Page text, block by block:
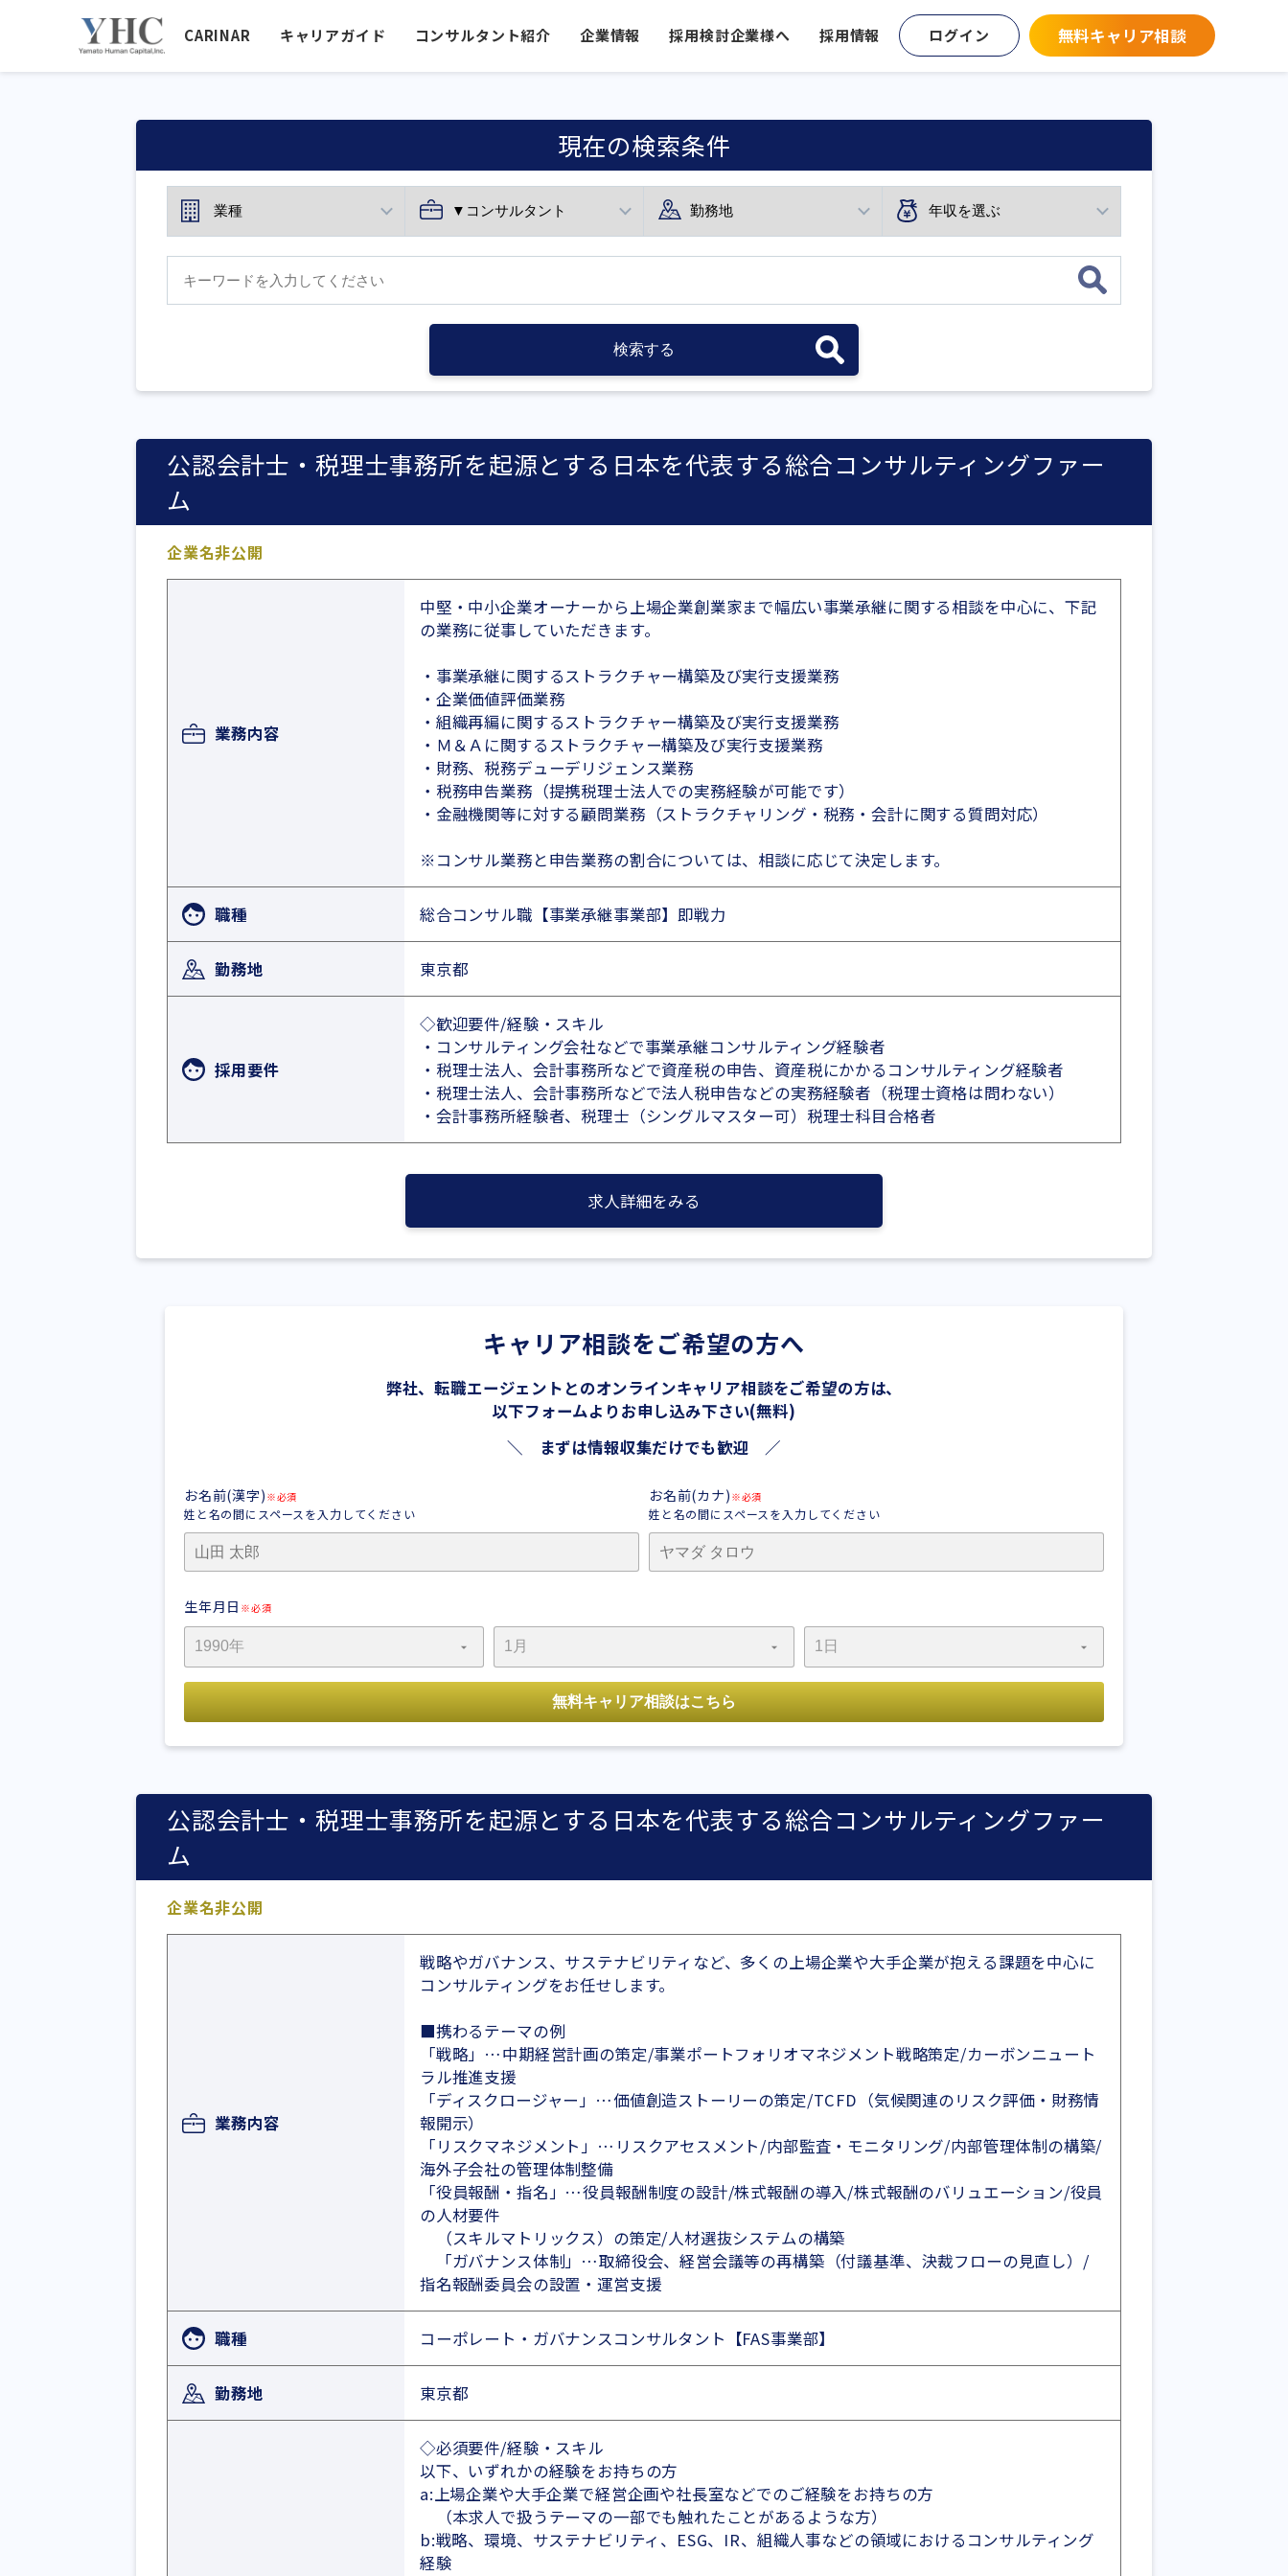
CARINAR キャリアガイド コンサルタント紹介 企業情報 採用検討企業様へ 採用情報 ログイン 無料キャリア相談
現在の検索条件
公認会計士・税理士事務所を起源とする日本を代表する総合コンサルティングファー
ム
企業名非公開
業務内容
中堅・中小企業オーナーから上場企業創業家まで幅広い事業承継に関する相談を中心に、下記
の業務に従事していただきます。
・事業承継に関するストラクチャー構築及び実行支援業務
・企業価値評価業務
・組織再編に関するストラクチャー構築及び実行支援業務
・Ｍ＆Ａに関するストラクチャー構築及び実行支援業務
・財務、税務デューデリジェンス業務
・税務申告業務（提携税理士法人での実務経験が可能です）
・金融機関等に対する顧問業務（ストラクチャリング・税務・会計に関する質問対応）
※コンサル業務と申告業務の割合については、相談に応じて決定します。
職種 総合コンサル職【事業承継事業部】即戦力
勤務地 東京都
採用要件
◇歓迎要件/経験・スキル
・コンサルティング会社などで事業承継コンサルティング経験者
・税理士法人、会計事務所などで資産税の申告、資産税にかかるコンサルティング経験者
・税理士法人、会計事務所などで法人税申告などの実務経験者（税理士資格は問わない）
・会計事務所経験者、税理士（シングルマスター可）税理士科目合格者
求人詳細をみる
キャリア相談をご希望の方へ
弊社、転職エージェントとのオンラインキャリア相談をご希望の方は、
以下フォームよりお申し込み下さい(無料)
＼ まずは情報収集だけでも歓迎 ／
お名前(漢字) ※必須
姓と名の間にスペースを入力してください
お名前(カナ) ※必須
姓と名の間にスペースを入力してください
生年月日 ※必須
公認会計士・税理士事務所を起源とする日本を代表する総合コンサルティングファー
ム
企業名非公開
業務内容
戦略やガバナンス、サステナビリティなど、多くの上場企業や大手企業が抱える課題を中心に
コンサルティングをお任せします。
■携わるテーマの例
「戦略」…中期経営計画の策定/事業ポートフォリオマネジメント戦略策定/カーボンニュート
ラル推進支援
「ディスクロージャー」…価値創造ストーリーの策定/TCFD（気候関連のリスク評価・財務情
報開示）
「リスクマネジメント」…リスクアセスメント/内部監査・モニタリング/内部管理体制の構築/
海外子会社の管理体制整備
「役員報酬・指名」…役員報酬制度の設計/株式報酬の導入/株式報酬のバリュエーション/役員
の人材要件
（スキルマトリックス）の策定/人材選抜システムの構築
「ガバナンス体制」…取締役会、経営会議等の再構築（付議基準、決裁フローの見直し）/
指名報酬委員会の設置・運営支援
職種 コーポレート・ガバナンスコンサルタント【FAS事業部】
勤務地 東京都
◇必須要件/経験・スキル
以下、いずれかの経験をお持ちの方
a:上場企業や大手企業で経営企画や社長室などでのご経験をお持ちの方
（本求人で扱うテーマの一部でも触れたことがあるような方）
b:戦略、環境、サステナビリティ、ESG、IR、組織人事などの領域におけるコンサルティング
経験